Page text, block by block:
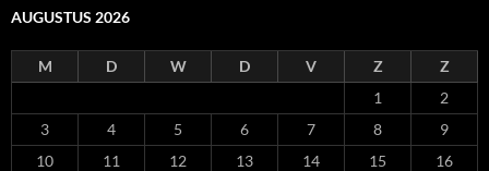
AUGUSTUS 2026
M D W D V Z
Z
1
2
3
4 5 6 7 8
9
10
11 12 13 14 15
16